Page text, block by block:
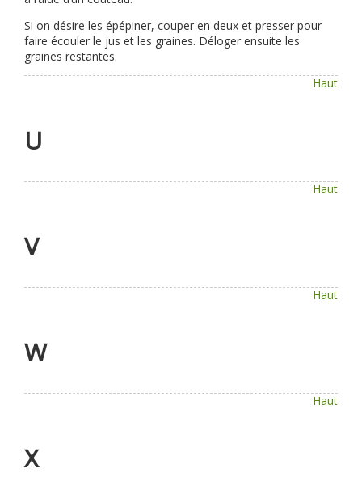
Si on désire les épépiner, couper en deux et presser pour
faire écouler le jus et les graines. Déloger ensuite les
graines restantes.
Haut
U
Haut
V
Haut
W
Haut
X